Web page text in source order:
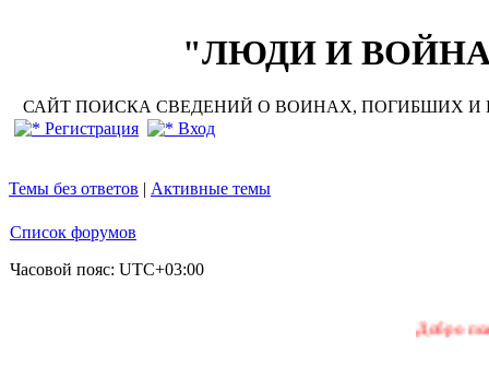
"ЛЮДИ И ВОЙНА"
САЙТ ПОИСКА СВЕДЕНИЙ О ВОИНАХ, ПОГИБШИХ И
Регистрация
Вход
Темы без ответов | Активные темы
Список форумов
Часовой пояс: UTC+03:00
Добро